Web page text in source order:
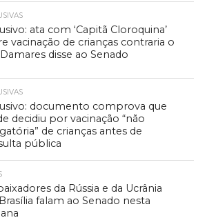
ata com ‘Capitã Cloroquina’
vacinação de crianças contraria o
disse ao Senado
documento comprova que
decidiu por vacinação “não
de crianças antes de
pública
da Rússia e da Ucrânia
falam ao Senado nesta